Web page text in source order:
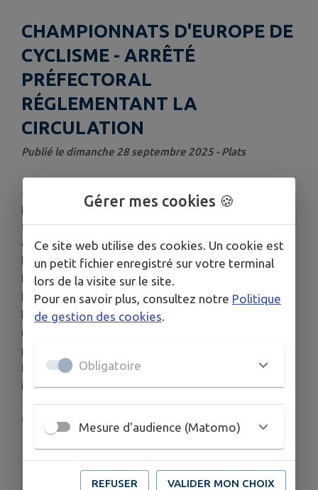
CHAMPIONNATS D'EUROPE DE
CYCLISME - ARRÊTÉ
PRÉFECTORAL
RÉGLEMENTANT LA
CIRCULATION
Publié le dimanche 28 septembre 2025 - Plats
Je vous prie de trouver ci-joint un arrêté
préfectoral n° 07-2025-09-26-0004 du 26
septembre 2025 fixant les conditions de
circulation dans le département de l’Ardèche à
l’occasion des championnats d’Europe de cyclisme
les 3 4 et 5 octobre 2025.
Les communes de Guilherand-Granges et de Saint-
Péray étant les plus impactées par cette
manifestation, ont pris un arrêté municipal propre
pour leurs voiries.
Des panneaux indiquant les déviations seront
installés en amont des axes privatisés.
arrêté préfectoral n° 07-2025-09-26-0004
Gérer mes cookies 🍪
Ce site web utilise des cookies. Un cookie est
un petit fichier enregistré sur votre terminal
lors de la visite sur le site.
Pour en savoir plus, consultez notre Politique
de gestion des cookies.
Obligatoire
Mesure d'audience (Matomo)
REFUSER VALIDER MON CHOIX